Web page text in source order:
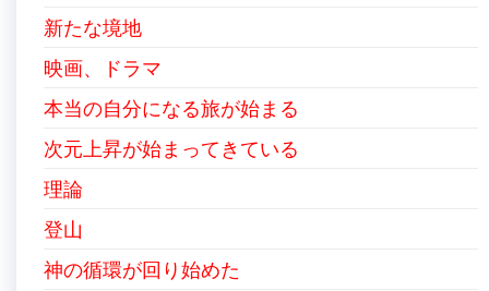
新たな境地
映画、ドラマ
本当の自分になる旅が始まる
次元上昇が始まってきている
理論
登山
神の循環が回り始めた